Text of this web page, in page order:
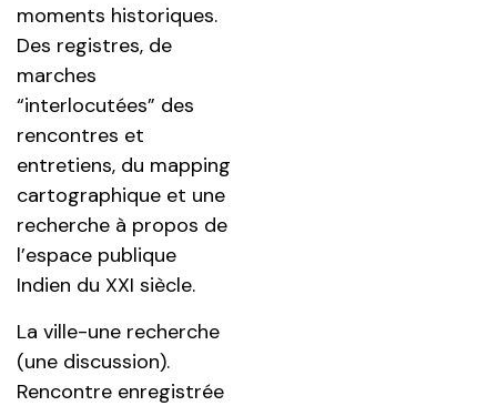
moments historiques.
Des registres, de
marches
“interlocutées” des
rencontres et
entretiens, du mapping
cartographique et une
recherche à propos de
l’espace publique
Indien du XXI siècle.
La ville-une recherche
(une discussion).
Rencontre enregistrée